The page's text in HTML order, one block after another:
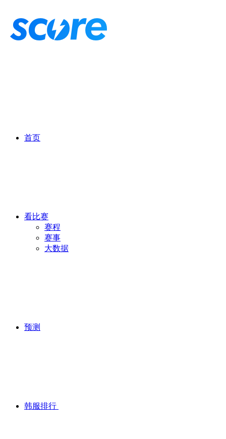
首页
看比赛
赛程
赛事
大数据
预测
韩服排行